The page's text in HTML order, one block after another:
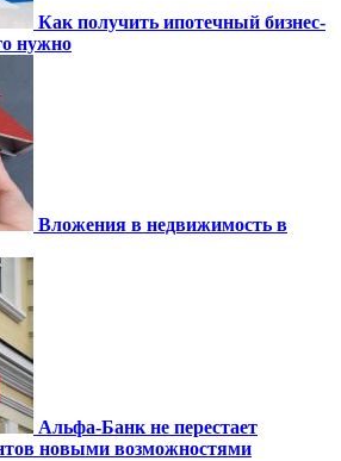
Как получить ипотечный бизнес-
нужно
Вложения в недвижимость в
Альфа-Банк не перестает
новыми возможностями